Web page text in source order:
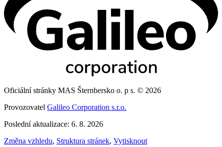
Oficiální stránky MAS Šternbersko o. p s. © 2026
Provozovatel Galileo Corporation s.r.o.
Poslední aktualizace: 6. 8. 2026
Změna vzhledu, Struktura stránek, Vytisknout